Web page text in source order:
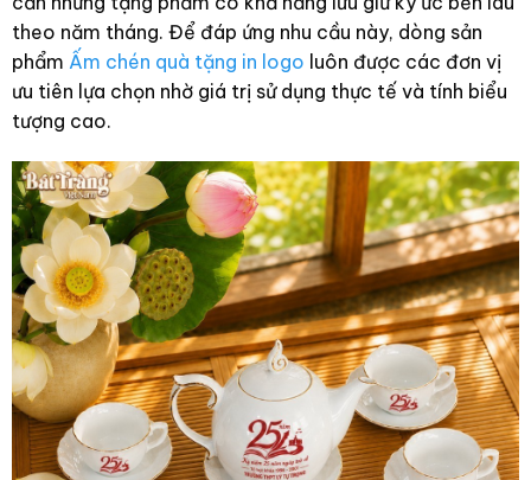
theo năm tháng. Để đáp ứng nhu cầu này, dòng sản
phẩm Ấm chén quà tặng in logo luôn được các đơn vị
ưu tiên lựa chọn nhờ giá trị sử dụng thực tế và tính biểu
tượng cao.